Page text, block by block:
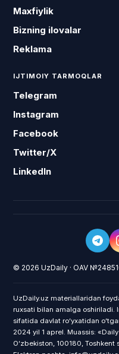
Maxfiylik
Bizning ilovalar
Reklama
IJTIMOIY TARMOQLAR
Telegram
Instagram
Facebook
Twitter/X
LinkedIn
© 2026 UzDaily · OAV
UzDaily.uz materiallaridan
ruxsati bilan amalga oshiriladi.
sifatida davlat roʻyxatidan
2024 yil 1 aprel. Muassis:
Oʻzbekiston, 100180,